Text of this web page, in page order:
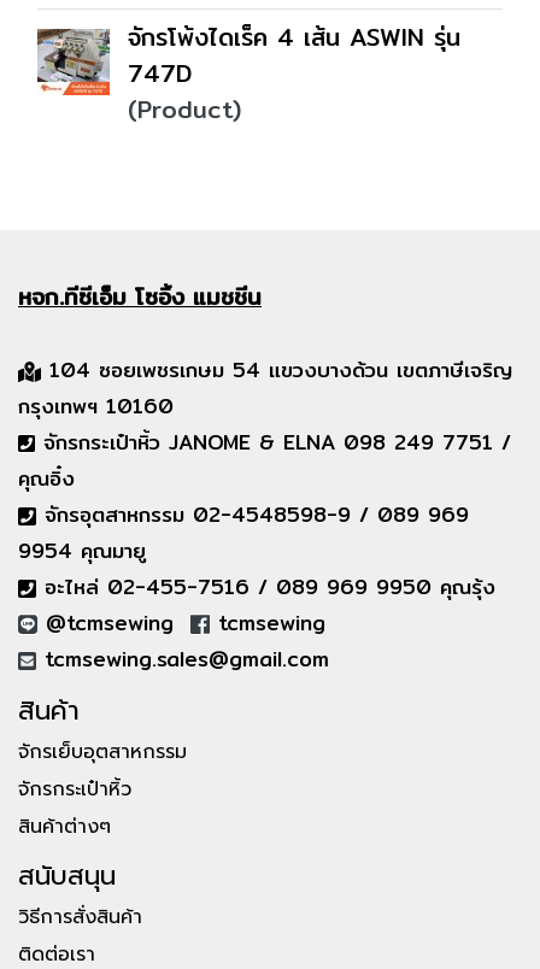
จักรโพ้งไดเร็ค 4 เส้น ASWIN รุ่น
747D
(Product)
หจก.ทีซีเอ็มโซอิ้ง แมชชีน
104 ซอยเพชรเกษม 54 แขวงบางด้วน เขตภาษีเจริญ
กรุงเทพฯ 10160
จักรกระเป๋าหิ้ว JANOME & ELNA 098 249 7751 /
คุณอิ๋ง
จักรอุตสาหกรรม 02-4548598-9 / 089 969
9954 คุณมายู
อะไหล่ 02-455-7516 / 089 969 9950 คุณรุ้ง
@tcmsewing
tcmsewing
tcmsewing.sales@gmail.com
สินค้า
จักรเย็บอุตสาหกรรม
จักรกระเป๋าหิ้ว
สินค้าต่างๆ
สนับสนุน
วิธีการสั่งสินค้า
ติดต่อเรา